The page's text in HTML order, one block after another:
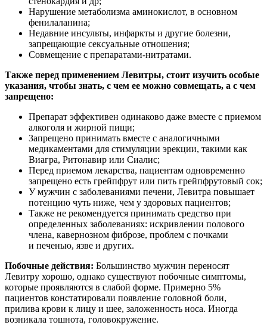
Нарушение метаболизма аминокислот, в основном
фенилаланина;
Недавние инсульты, инфаркты и другие болезни,
запрещающие сексуальные отношения;
Совмещение с препаратами-нитратами.
Также перед применением Левитры, стоит изучить особые
указания, чтобы знать, с чем ее можно совмещать, а с чем
запрещено:
Препарат эффективен одинаково даже вместе с приемом
алкоголя и жирной пищи;
Запрещено принимать вместе с аналогичными
медикаментами для стимуляции эрекции, такими как
Виагра, Ритонавир или Сиалис;
Перед приемом лекарства, пациентам одновременно
запрещено есть грейпфрут или пить грейпфрутовый сок;
У мужчин с заболеваниями печени, Левитра повышает
потенцию чуть ниже, чем у здоровых пациентов;
Также не рекомендуется принимать средство при
определенных заболеваниях: искривлении полового
члена, кавернозном фиброзе, проблем с почками
и печенью, язве и других.
Побочные действия: Большинство мужчин переносят
Левитру хорошо, однако существуют побочные симптомы,
которые проявляются в слабой форме. Примерно 5%
пациентов констатировали появление головной боли,
прилива крови к лицу и шее, заложенность носа. Иногда
возникала тошнота, головокружение.